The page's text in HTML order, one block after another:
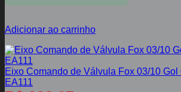
Adicionar ao carrinho
Eixo Comando de Válvula Fox 03/10 Gol
EA111